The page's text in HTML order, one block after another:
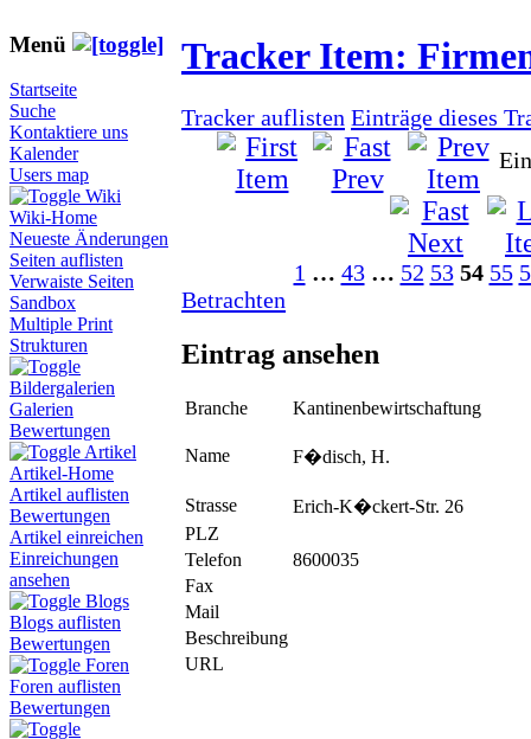
Menü
Startseite
Suche
Kontaktiere uns
Kalender
Users map
Wiki
Wiki-Home
Neueste Änderungen
Seiten auflisten
Verwaiste Seiten
Sandbox
Multiple Print
Strukturen
Bildergalerien
Galerien
Bewertungen
Artikel
Artikel-Home
Artikel auflisten
Bewertungen
Artikel einreichen
Einreichungen
ansehen
Blogs
Blogs auflisten
Bewertungen
Foren
Foren auflisten
Bewertungen
Tracker Item:
Tracker auflisten Einträge dieses
1 … 43 … 52 53 54 55
Betrachten
Eintrag ansehen
Branche Kantinenbewirtschaftung
Name F�disch, H.
Strasse
Erich-K�ckert-Str. 26
PLZ
Telefon
8600035
Fax
Mail
Beschreibung
URL